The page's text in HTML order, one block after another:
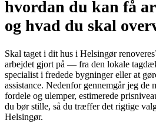
hvordan du kan få
og hvad du skal
Skal taget i dit hus i Helsingør
arbejdet gjort på — fra den lokale
specialist i fredede bygninger eller at
assistance. Nedenfor gennemgår jeg de
fordele og ulemper, estimerede
du bør stille, så du træffer det rigtige
Helsingør.